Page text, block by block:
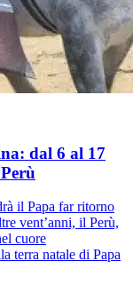
dal 6 al 17
il Papa far ritorno
vent’anni, il Perù,
cuore
terra natale di Papa